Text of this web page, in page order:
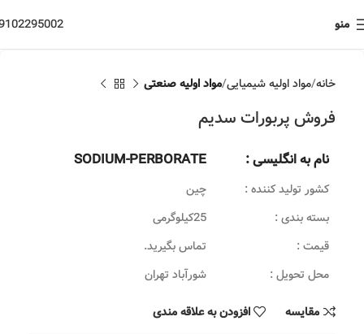
منو
خانه مواد اولیه شیمیایی مواد اولیه صنعتی
فروش پربورات سدیم
نام به انگلیسی : SODIUM-PERBORATE
کشور تولید کننده :
چین
بسته بندی :
25کیلوگرمی
قیمت :
تماس بگیرید.
محل تحویل :
شورآباد تهران
مقایسه افزودن به علاقه مندی